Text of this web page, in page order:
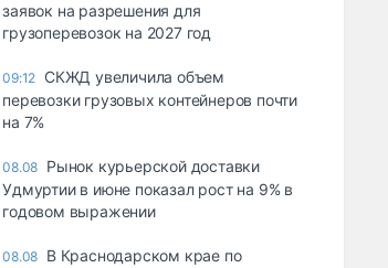
заявок на разрешения для
грузоперевозок на 2027 год
09:12 СКЖД увеличила объем
перевозки грузовых контейнеров почти
на 7%
08.08 Рынок курьерской доставки
Удмуртии в июне показал рост на 9% в
годовом выражении
08.08 В Краснодарском крае по